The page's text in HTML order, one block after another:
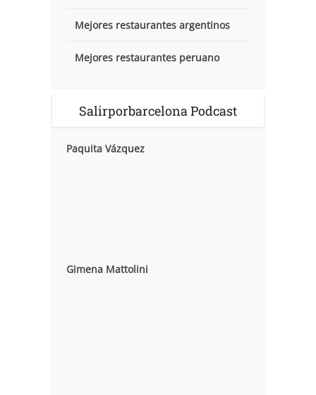
Mejores restaurantes argentinos
Mejores restaurantes peruano
Salirporbarcelona Podcast
Paquita Vázquez
Gimena Mattolini